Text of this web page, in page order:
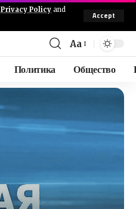
Privacy Policy and
Accept
Aa
Политика Общество